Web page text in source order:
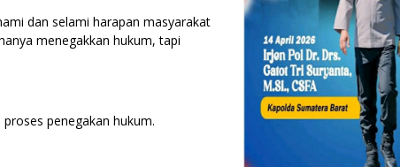
dan selami harapan masyarakat
menegakkan hukum, tapi
penegakan hukum.